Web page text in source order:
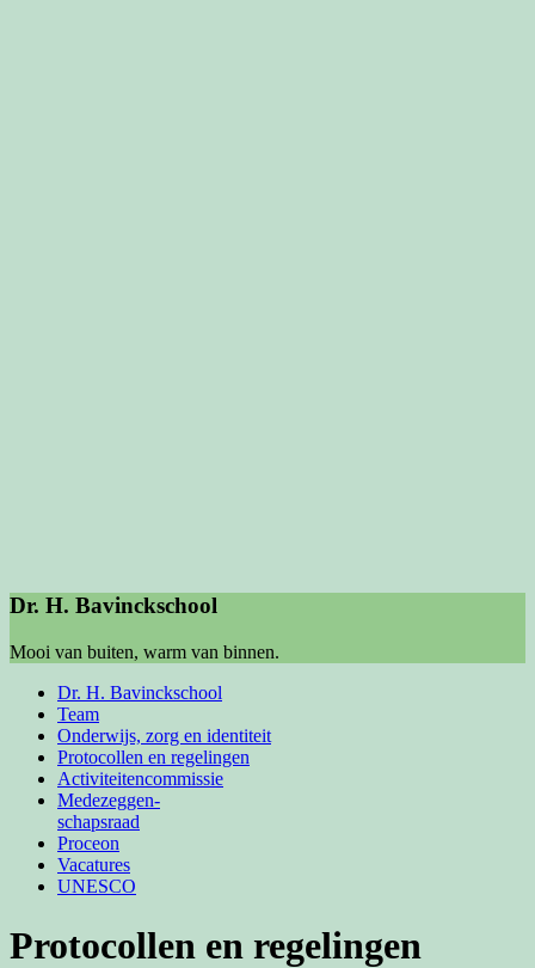
Dr. H. Bavinckschool
Mooi van buiten, warm van binnen.
Dr. H. Bavinckschool
Team
Onderwijs, zorg en identiteit
Protocollen en regelingen
Activiteiten­commissie
Medezeggen-
schapsraad
Proceon
Vacatures
UNESCO
Protocollen en regelingen